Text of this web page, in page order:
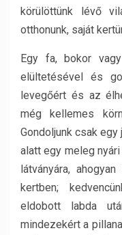
körülöttünk lévő
otthonunk, saját
Egy fa, bokor
elültetésével és
levegőért és az
még kellemes
Gondoljunk csak
alatt egy meleg
látványára,
kertben;
eldobott labda
mindezekért a